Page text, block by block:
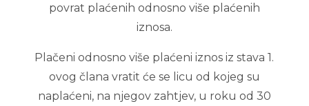
povrat plaćenih odnosno više plaćenih
iznosa.
Plačeni odnosno više plaćeni iznos iz stava 1.
ovog člana vratit će se licu od kojeg su
naplaćeni, na njegov zahtjev, u roku od 30